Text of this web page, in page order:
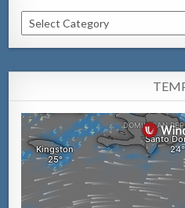
Categorianan